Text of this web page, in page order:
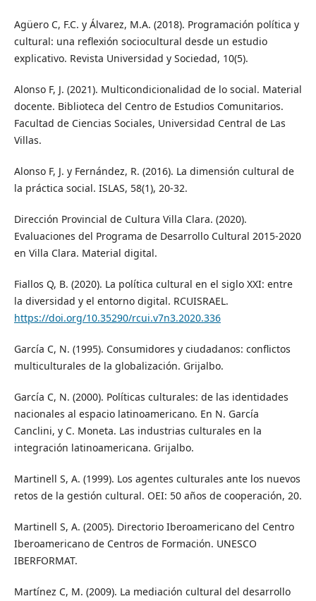
Agüero C, F.C. y Álvarez, M.A. (2018). Programación política y
cultural: una reflexión sociocultural desde un estudio
explicativo. Revista Universidad y Sociedad, 10(5).
Alonso F, J. (2021). Multicondicionalidad de lo social. Material
docente. Biblioteca del Centro de Estudios Comunitarios.
Facultad de Ciencias Sociales, Universidad Central de Las
Villas.
Alonso F, J. y Fernández, R. (2016). La dimensión cultural de
la práctica social. ISLAS, 58(1), 20-32.
Dirección Provincial de Cultura Villa Clara. (2020).
Evaluaciones del Programa de Desarrollo Cultural 2015-2020
en Villa Clara. Material digital.
Fiallos Q, B. (2020). La política cultural en el siglo XXI: entre
la diversidad y el entorno digital. RCUISRAEL.
https://doi.org/10.35290/rcui.v7n3.2020.336
García C, N. (1995). Consumidores y ciudadanos: conflictos
multiculturales de la globalización. Grijalbo.
García C, N. (2000). Políticas culturales: de las identidades
nacionales al espacio latinoamericano. En N. García
Canclini, y C. Moneta. Las industrias culturales en la
integración latinoamericana. Grijalbo.
Martinell S, A. (1999). Los agentes culturales ante los nuevos
retos de la gestión cultural. OEI: 50 años de cooperación, 20.
Martinell S, A. (2005). Directorio Iberoamericano del Centro
Iberoamericano de Centros de Formación. UNESCO
IBERFORMAT.
Martínez C, M. (2009). La mediación cultural del desarrollo